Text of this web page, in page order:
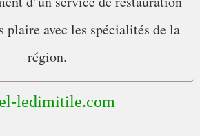
plaire avec les spécialités de la
région.
ledimitile.com